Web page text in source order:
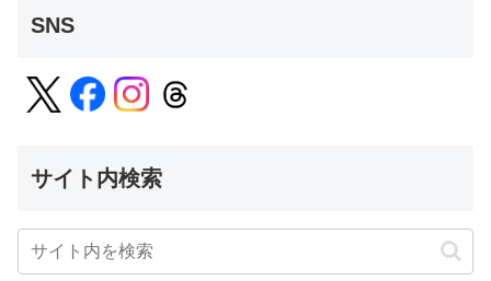
SNS
サイト内検索